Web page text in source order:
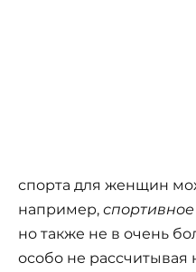
спорта для женщин
например, спортивное
но также не в очень
особо не рассчитывая